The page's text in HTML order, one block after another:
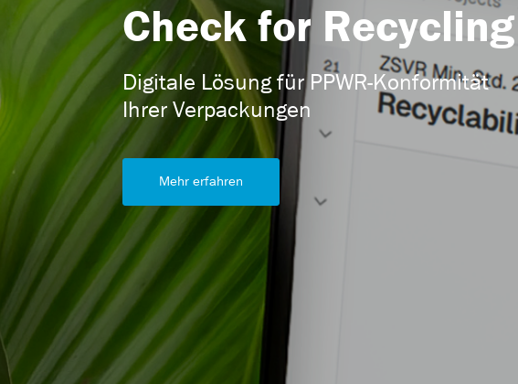
Check for Recycling
Digitale Lösung für PPWR-Konformität
Ihrer Verpackungen
Mehr erfahren